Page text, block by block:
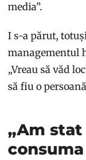
media”.
I s-a părut,
managementul
„Vreau să văd
să fiu o
„Am